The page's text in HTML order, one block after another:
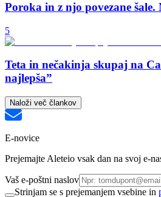
Poroka in z njo povezane šale.
5
Teta in nečakinja skupaj na
najlepša”
Naloži več člankov
E-novice
Prejemajte Aleteio vsak dan na svoj e-
Vaš e-poštni naslov
Strinjam se s prejemanjem vsebine in